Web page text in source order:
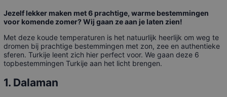
Jezelf lekker maken met 6 prachtige, warme bestemmingen
voor komende zomer? Wij gaan ze aan je laten zien!
Met deze koude temperaturen is het natuurlijk heerlijk om weg te
dromen bij prachtige bestemmingen met zon, zee en authentieke
sferen. Turkije leent zich hier perfect voor. We gaan deze 6
topbestemmingen Turkije aan het licht brengen.
1. Dalaman